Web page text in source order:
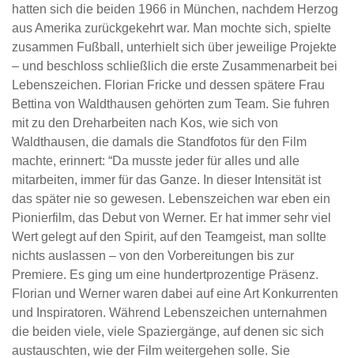
hatten sich die beiden 1966 in München, nachdem Herzog
aus Amerika zurückgekehrt war. Man mochte sich, spielte
zusammen Fußball, unterhielt sich über jeweilige Projekte
– und beschloss schließlich die erste Zusammenarbeit bei
Lebenszeichen. Florian Fricke und dessen spätere Frau
Bettina von Waldthausen gehörten zum Team. Sie fuhren
mit zu den Dreharbeiten nach Kos, wie sich von
Waldthausen, die damals die Standfotos für den Film
machte, erinnert: “Da musste jeder für alles und alle
mitarbeiten, immer für das Ganze. In dieser Intensität ist
das später nie so gewesen. Lebenszeichen war eben ein
Pionierfilm, das Debut von Werner. Er hat immer sehr viel
Wert gelegt auf den Spirit, auf den Teamgeist, man sollte
nichts auslassen – von den Vorbereitungen bis zur
Premiere. Es ging um eine hundertprozentige Präsenz.
Florian und Werner waren dabei auf eine Art Konkurrenten
und Inspiratoren. Während Lebenszeichen unternahmen
die beiden viele, viele Spaziergänge, auf denen sic sich
austauschten, wie der Film weitergehen solle. Sie